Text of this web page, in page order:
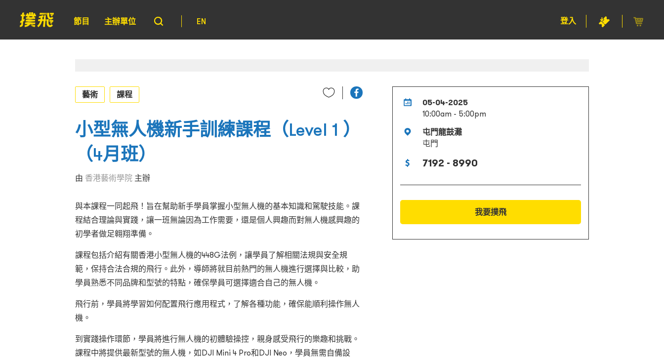
節目 主辦單位 EN 登入
05-04-2025
10:00am - 5:00pm
屯門龍鼓灘
屯門
7192 - 8990
我要撲飛
藝術 課程
小型無人機新手訓練課程（Level 1 ）
（4月班）
由 香港藝術學院 主辦
與本課程一同起飛！旨在幫助新手學員掌握小型無人機的基本知識和駕駛技能。課
程結合理論與實踐，讓一班無論因為工作需要，還是個人興趣而對無人機感興趣的
初學者做足翱翔準備。
課程包括介紹有關香港小型無人機的448G法例，讓學員了解相關法規與安全規
範，保持合法合規的飛行。此外，導師將就目前熱門的無人機進行選擇與比較，助
學員熟悉不同品牌和型號的特點，確保學員可選擇適合自己的無人機。
飛行前，學員將學習如何配置飛行應用程式，了解各種功能，確保能順利操作無人
機。
到實踐操作環節，學員將進行無人機的初體驗操控，親身感受飛行的樂趣和挑戰。
課程中將提供最新型號的無人機，如DJI Mini 4 Pro和DJI Neo，學員無需自備設